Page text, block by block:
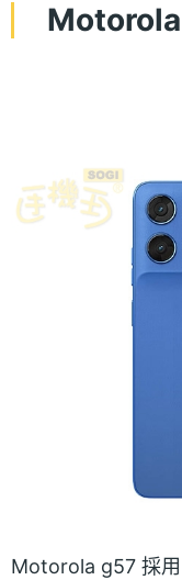
Motorola g57 採